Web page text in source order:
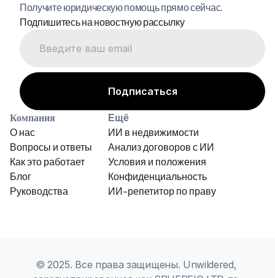
Получите юридическую помощь прямо сейчас.
Подпишитесь на новостную рассылку
Компания
О нас
Вопросы и ответы
Как это работает
Блог
Руководства
Ещё
Условия и положения
Анализ договоров с ИИ
ИИ-репетитор по праву
Конфиденциальность
ИИ в недвижимости
© 2025. Все права защищены. Unwildered,